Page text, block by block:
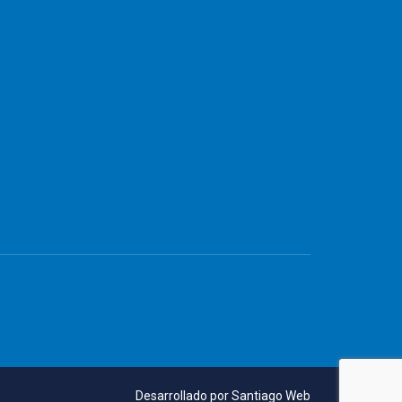
Desarrollado porSantiago Web